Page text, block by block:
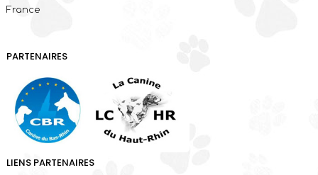
France
PARTENAIRES
LIENS PARTENAIRES